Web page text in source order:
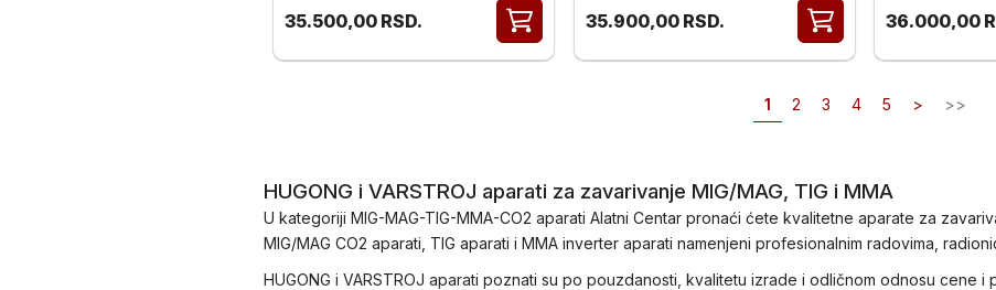
35.500,00 RSD. 35.900,00 RSD. 36.000,00
1 2 3 4 5 > >>
HUGONG i VARSTROJ aparati za zavarivanje MIG/MAG, TIG i MMA
U kategoriji MIG-MAG-TIG-MMA-CO2 aparati Alatni Centar pronaći ćete kvalitetne aparate za
MIG/MAG CO2 aparati, TIG aparati i MMA inverter aparati namenjeni profesionalnim radovima,
HUGONG i VARSTROJ aparati poznati su po pouzdanosti, kvalitetu izrade i odličnom odnosu cene